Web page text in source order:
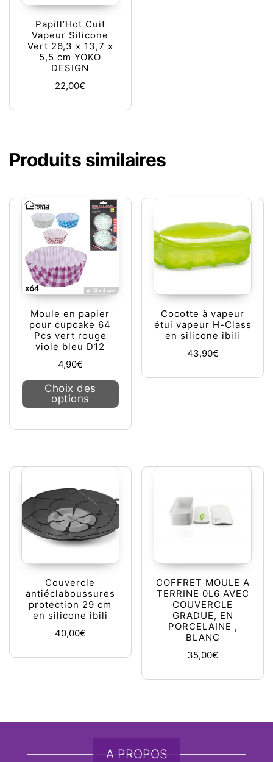
Papill’Hot Cuit
Vapeur Silicone
Vert 26,3 x 13,7 x
5,5 cm YOKO
DESIGN
22,00€
Produits similaires
Moule en papier
pour cupcake 64
Pcs vert rouge
viole bleu D12
4,90€
Choix des
options
Ce produit a plusieurs variations.
Cocotte à vapeur
étui vapeur H-Class
en silicone ibili
43,90€
Couvercle
antiéclaboussures
protection 29 cm
en silicone ibili
40,00€
COFFRET MOULE A
TERRINE 0L6 AVEC
COUVERCLE
GRADUE, EN
PORCELAINE ,
BLANC
35,00€
A PROPOS